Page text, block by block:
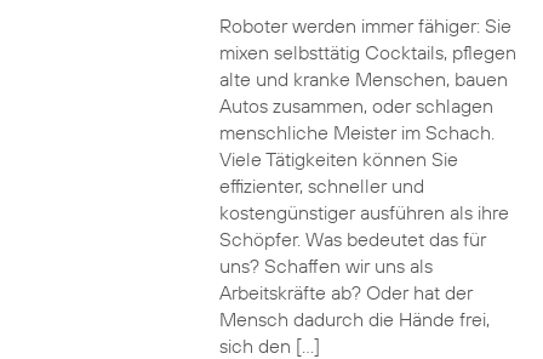
Roboter werden immer fähiger: Sie
mixen selbsttätig Cocktails, pflegen
alte und kranke Menschen, bauen
Autos zusammen, oder schlagen
menschliche Meister im Schach.
Viele Tätigkeiten können Sie
effizienter, schneller und
kostengünstiger ausführen als ihre
Schöpfer. Was bedeutet das für
uns? Schaffen wir uns als
Arbeitskräfte ab? Oder hat der
Mensch dadurch die Hände frei,
sich den […]